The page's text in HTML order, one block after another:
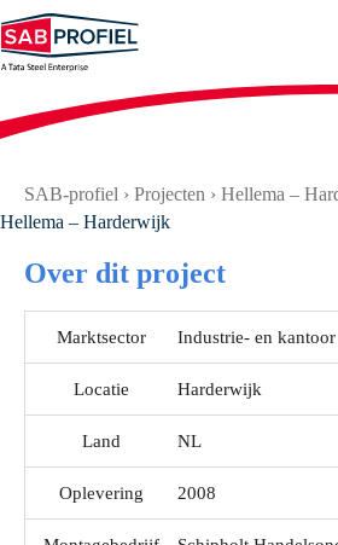
naar
de
inhoud
SAB-profiel › Projecten › Hellema –
Hellema – Harderwijk
Over dit project
Marktsector Industrie- en kantoor
Locatie Harderwijk
Land NL
Oplevering 2008